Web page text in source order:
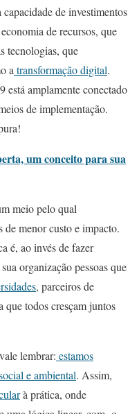
de investimentos
de recursos, que
tecnologias, que
a transformação digital.
está amplamente conectado
de implementação.
um conceito para sua
meio pelo qual
menor custo e impacto.
é, ao invés de fazer
organização pessoas que
, parceiros de
que todos cresçam juntos
lembrar: estamos
e ambiental. Assim,
à prática, onde